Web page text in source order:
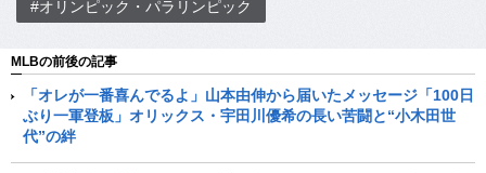
#オリンピック・パラリンピック
MLBの前後の記事
「オレが一番喜んでるよ」山本由伸から届いたメッセージ「100日
ぶり一軍登板」オリックス・宇田川優希の長い苦闘と“小木田世
代”の絆